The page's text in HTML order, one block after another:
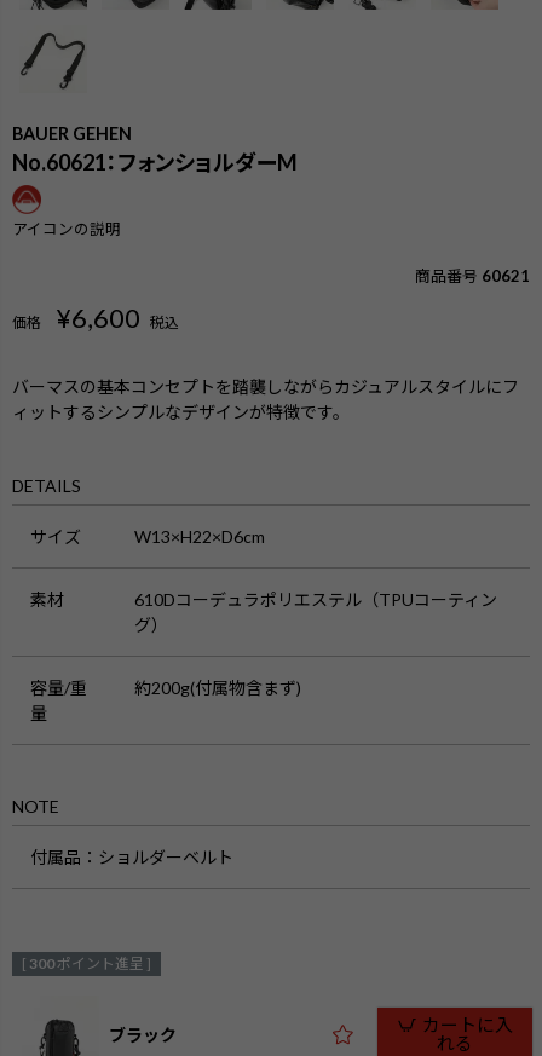
BAUER GEHEN
No.60621：フォンショルダーM
アイコンの説明
商品番号 60621
価格 ¥6,600 税込
バーマスの基本コンセプトを踏襲しながらカジュアルスタイルにフ
ィットするシンプルなデザインが特徴です。
DETAILS
サイズ W13×H22×D6cm
素材
610Dコーデュラポリエステル（TPUコーティン
グ）
容量/重
量
約200g(付属物含まず)
NOTE
付属品：ショルダーベルト
[ 300 ポイント進呈 ]
ブラック
カートに入
れる